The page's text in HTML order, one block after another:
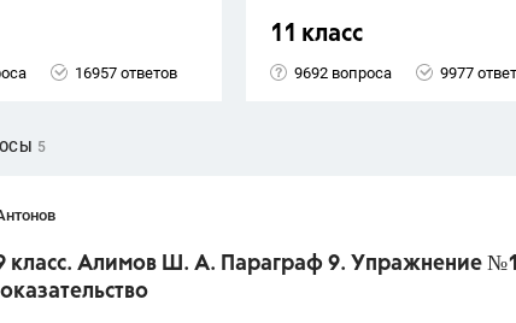
16957 ответов
11 класс
9692 вопроса 9977
5
класс. Алимов Ш. А. Параграф 9. Упражнение